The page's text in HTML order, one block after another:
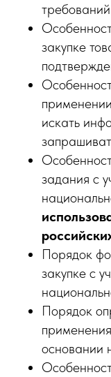
закупке
искать
задания с
Порядок
закупке с
Порядок